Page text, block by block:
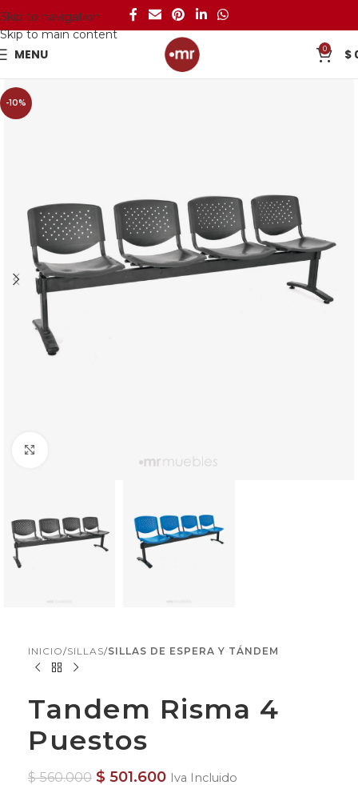
Skip to navigation
Skip to main content
MENU 0 $
-10%
INICIO SILLAS SILLAS DE ESPERA Y TÁNDEM
Tandem Risma 4
Puestos
$560.000 $ 501.600 Iva Incluido